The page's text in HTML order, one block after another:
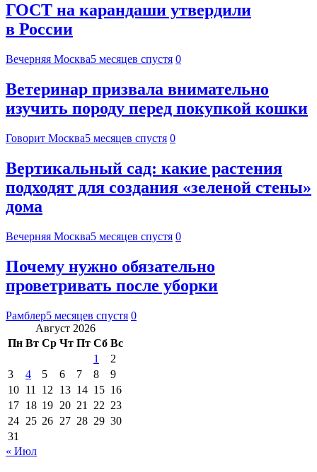
ГОСТ на карандаши утвердили
в России
Вечерняя Москва5 месяцев спустя 0
Ветеринар призвала внимательно
изучить породу перед покупкой кошки
Говорит Москва5 месяцев спустя 0
Вертикальный сад: какие растения
подходят для создания «зеленой стены»
дома
Вечерняя Москва5 месяцев спустя 0
Почему нужно обязательно
проветривать после уборки
Рамблер5 месяцев спустя 0
Август 2026
Пн Вт Ср Чт Пт Сб Вс
1
2
3
4 5 6 7 8
9
10 11 12 13 14 15 16
17 18 19 20 21 22 23
24 25 26 27 28 29 30
31
« Июл